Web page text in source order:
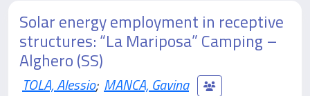
Solar energy employment in receptive
structures: “La Mariposa” Camping –
Alghero (SS)
TOLA, Alessio; MANCA, Gavina